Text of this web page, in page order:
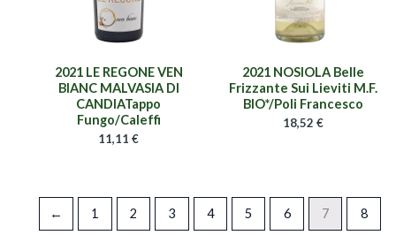
2021 LE REGONE VEN
BIANC MALVASIA DI
CANDIATappo
Fungo/Caleffi
11,11€
2021 NOSIOLA Belle
Frizzante Sui Lieviti M.F.
BIO*/Poli Francesco
18,52 €
← 1 2 3 4 5 6 7 8